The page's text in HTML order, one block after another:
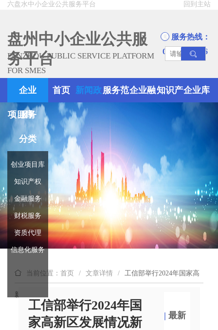
回到主站
六盘水中小企业公共服务平台
盘州中小企业公共服
务平台
PANZHOU PUBLIC SERVICE PLATFORM
FOR SMES
服务热线：
0858-8945666
企业
服务
分类
创业项目库
知识产权
金融服务
财税服务
资质代理
信息化服务
首页 新闻政
策
服务范企业融知识产企业库
项目库
当前位置：首页 / 文章详情 / 工信部举行2024年国家高
新区发展情况新闻发布会
工信部举行2024年国
家高新区发展情况新
|最新